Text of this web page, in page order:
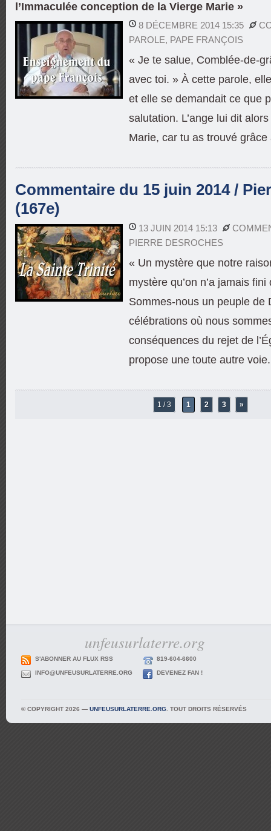
l’Immaculée conception de la Vierge Marie »
8 DÉCEMBRE 2014 15:35
PAROLE, PAPE FRANÇOIS
« Je te salue, Comblée-de-
avec toi. » À cette parole,
et elle se demandait ce que
salutation. L’ange lui dit
Marie, car tu as trouvé
Commentaire du 15 juin 2014 /
(167e)
13 JUIN 2014 15:13
PIERRE DESROCHES
« Un mystère que notre
mystère qu’on n’a jamais fini
Sommes-nous un peuple de
célébrations où nous
conséquences du rejet de
propose une toute autre
1 / 3 1 2 3 »
unfeusurlaterre.org
S'ABONNER AU FLUX RSS 819-604-6600
INFO@UNFEUSURLATERRE.ORG DEVENEZ FAN !
© COPYRIGHT 2026 — UNFEUSURLATERRE.ORG . TOUT DROITS RÉSERVÉS